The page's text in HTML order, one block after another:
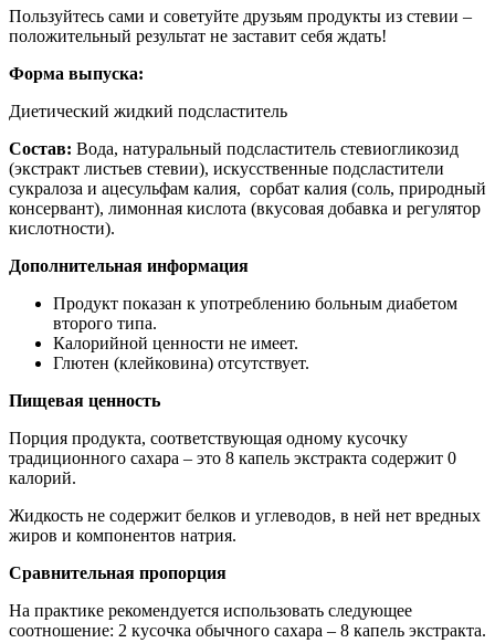
Пользуйтесь сами и советуйте друзьям продукты из стевии –
положительный результат не заставит себя ждать!
Форма выпуска:
Диетический жидкий подсластитель
Состав: Вода, натуральный подсластитель стевиогликозид
(экстракт листьев стевии), искусственные подсластители
сукралоза и ацесульфам калия, сорбат калия (соль, природный
консервант), лимонная кислота (вкусовая добавка и регулятор
кислотности).
Дополнительная информация
Продукт показан к употреблению больным диабетом
второго типа.
Калорийной ценности не имеет.
Глютен (клейковина) отсутствует.
Пищевая ценность
Порция продукта, соответствующая одному кусочку
традиционного сахара – это 8 капель экстракта содержит 0
калорий.
Жидкость не содержит белков и углеводов, в ней нет вредных
жиров и компонентов натрия.
Сравнительная пропорция
На практике рекомендуется использовать следующее
соотношение: 2 кусочка обычного сахара – 8 капель экстракта.